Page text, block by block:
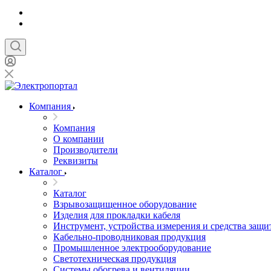
Компания
Компания
О компании
Производители
Реквизиты
Каталог
Каталог
Взрывозащищенное оборудование
Изделия для прокладки кабеля
Инструмент, устройства измерения и средства
Кабельно-проводниковая продукция
Промышленное электрооборудование
Светотехническая продукция